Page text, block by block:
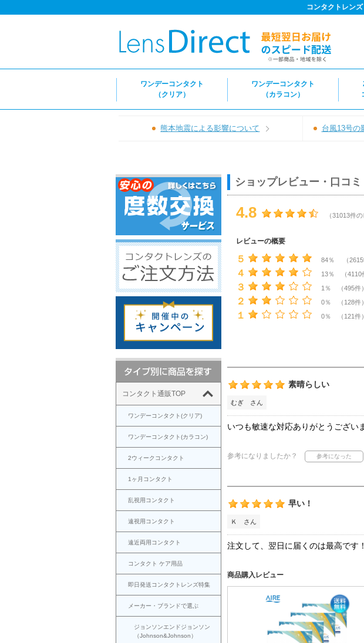
コンタクトレン
ワンデーコンタクト
（クリア）
ワンデーコンタクト
（カラコン）
熊本地震による影響について 台風13号の
コンタクト通販TOP
ワンデーコンタクト(クリア)
ワンデーコンタクト(カラコン)
2ウィークコンタクト
1ヶ月コンタクト
乱視用コンタクト
遠視用コンタクト
遠近両用コンタクト
コンタクト ケア用品
即日発送コンタクトレンズ特集
メーカー・ブランドで選ぶ
ジョンソンエンドジョンソン
（Johnson&Johnson）
ショップレビュー・口コミ
4.8 （31013件の
レビューの概要
５ 84％ （26159
４ 13％ （4110
３ 1％ （495件）
２ 0％ （128件）
１ 0％ （121件）
素晴らしい
むぎ さん
いつも敏速な対応ありがとうござい
参考になりましたか？
早い！
Ｋ さん
注文して、翌日に届くのは最高です
商品購入レビュー